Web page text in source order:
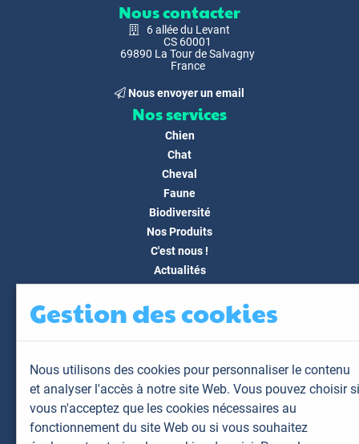
Nous contacter
6 allée du Levant
CS 60001
69890 La Tour de Salvagny
France
Nous envoyer un email
Nos services
Chien
Chat
Cheval
Faune
Biodiversité
Nos Produits
C'est nous !
Actualités
FAQ
Mon espace
Mes animaux
Mes résultats
Mes commandes
Gestion des cookies
Nous utilisons des cookies pour personnaliser le contenu
et analyser l'accès à notre site Web. Vous pouvez choisir si
vous n'acceptez que les cookies nécessaires au
fonctionnement du site Web ou si vous souhaitez